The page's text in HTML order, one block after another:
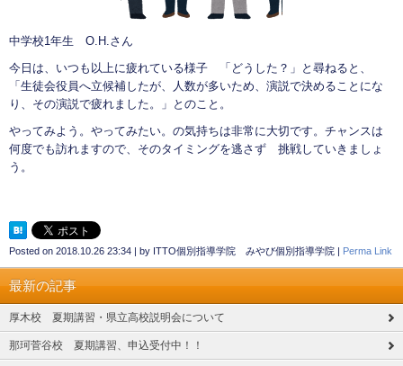
中学校1年生 O.H.さん
今日は、いつも以上に疲れている様子 「どうした？」と尋ねると、
「生徒会役員へ立候補したが、人数が多いため、演説で決めることにな
り、その演説で疲れました。」とのこと。
やってみよう。やってみたい。の気持ちは非常に大切です。チャンスは
何度でも訪れますので、そのタイミングを逃さず 挑戦していきましょ
う。
Posted on 2018.10.26 23:34 | by ITTO個別指導学院 みやび個別指導学院 | Perma Link
最新の記事
厚木校 夏期講習・県立高校説明会について
那珂菅谷校 夏期講習、申込受付中！！